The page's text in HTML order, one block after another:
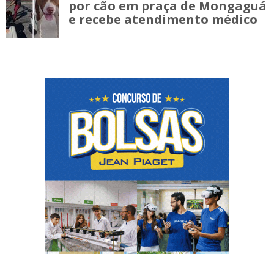
por cão em praça de Mongaguá
e recebe atendimento médico